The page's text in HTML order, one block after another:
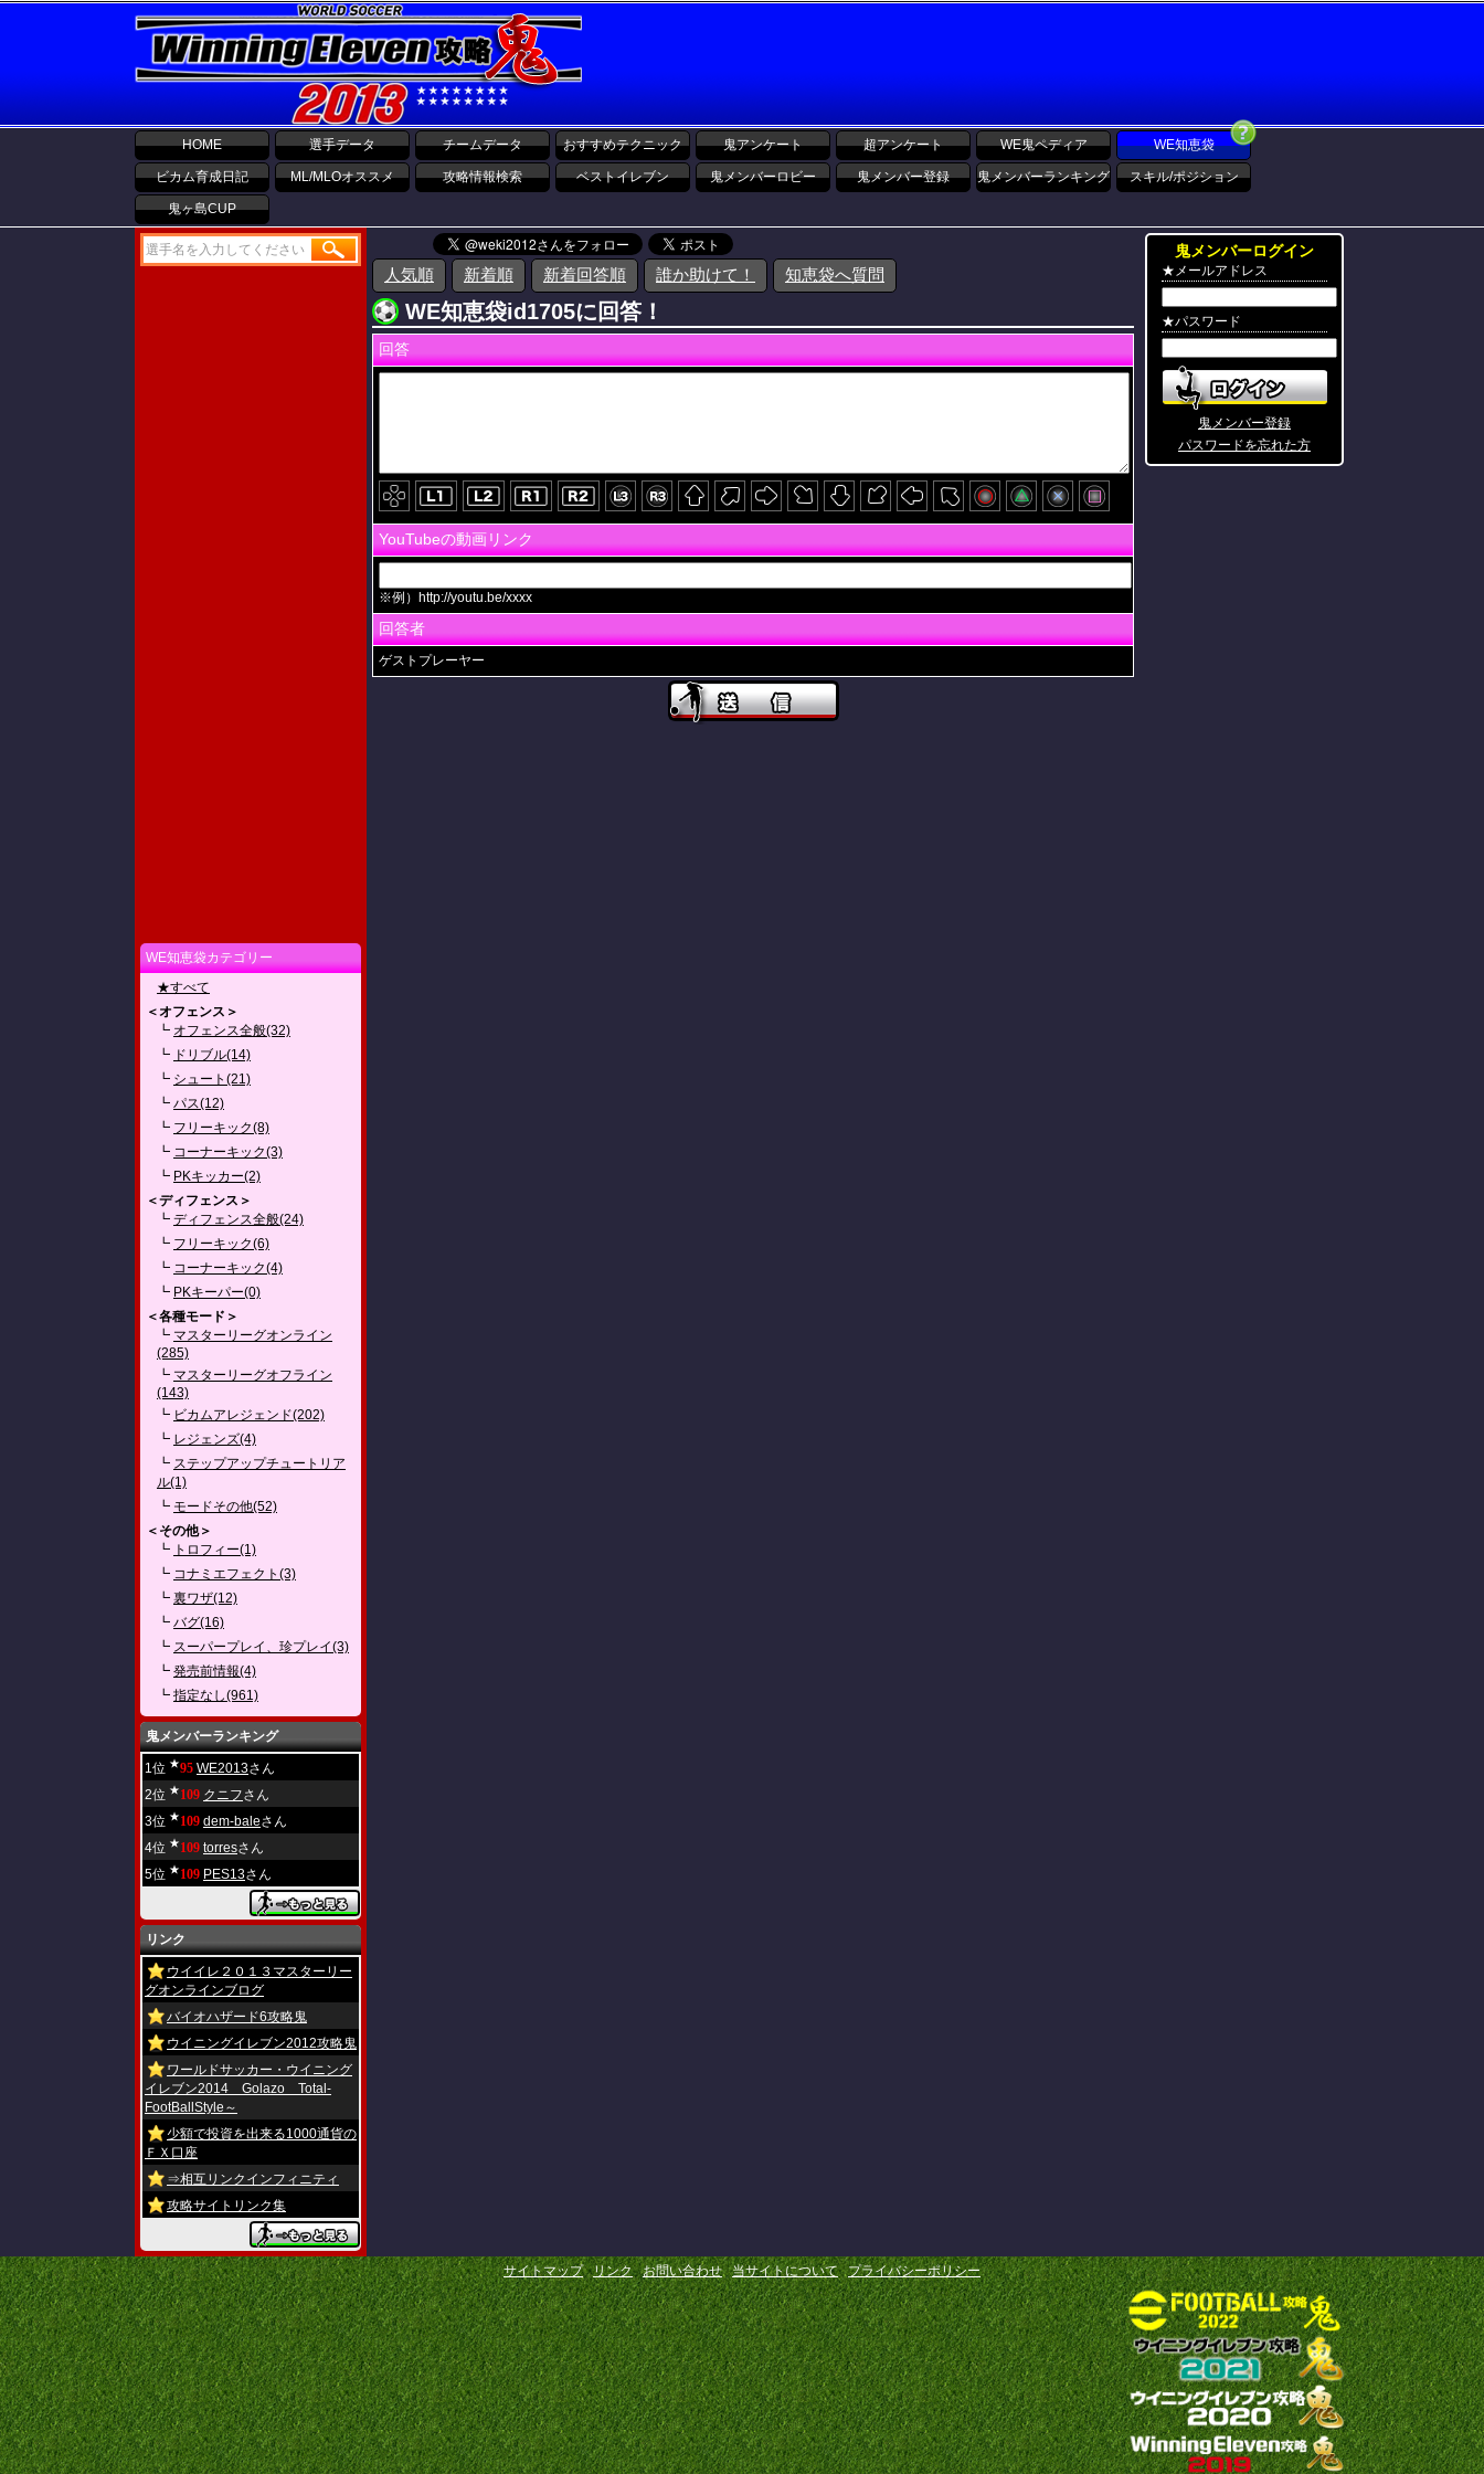
HOME 選手データ チームデータ おすすめテクニック 鬼アンケート 超アンケート WE鬼ペディア WE知恵袋
ビカム育成日記 ML/MLOオススメ 攻略情報検索 ベストイレブン 鬼メンバーロビー 鬼メンバー登録 鬼メンバーランキング スキル/ポジション
鬼ヶ島CUP
WE知恵袋カテゴリー
★すべて
＜オフェンス＞
┗ オフェンス全般(32)
┗ ドリブル(14)
┗ シュート(21)
┗ パス(12)
┗ フリーキック(8)
┗ コーナーキック(3)
┗ PKキッカー(2)
＜ディフェンス＞
┗ ディフェンス全般(24)
┗ フリーキック(6)
┗ コーナーキック(4)
┗ PKキーパー(0)
＜各種モード＞
┗ マスターリーグオンライン
(285)
┗ マスターリーグオフライン
(143)
┗ ビカムアレジェンド(202)
┗ レジェンズ(4)
┗ ステップアップチュートリア
ル(1)
┗ モードその他(52)
＜その他＞
┗ トロフィー(1)
┗ コナミエフェクト(3)
┗ 裏ワザ(12)
┗ バグ(16)
┗ スーパープレイ、珍プレイ(3)
┗ 発売前情報(4)
┗ 指定なし(961)
鬼メンバーランキング
1位 ★95 WE2013さん
2位 ★109 クニフさん
3位 ★109 dem-baleさん
4位 ★109 torresさん
5位 ★109 PES13さん
リンク
ウイイレ２０１３マスターリー
グオンラインブログ
バイオハザード6攻略鬼
ウイニングイレブン2012攻略鬼
ワールドサッカー・ウイニング
イレブン2014 Golazo Total-
FootBallStyle～
少額で投資を出来る1000通貨の
ＦＸ口座
⇒相互リンクインフィニティ
攻略サイトリンク集
人気順 新着順 新着回答順 誰か助けて！ 知恵袋へ質問
WE知恵袋id1705に回答！
回答
YouTubeの動画リンク
※例）http://youtu.be/xxxx
回答者
ゲストプレーヤー
鬼メンバーログイン
★メールアドレス
★パスワード
鬼メンバー登録
パスワードを忘れた方
サイトマップ リンク お問い合わせ 当サイトについて プライバシーポリシー